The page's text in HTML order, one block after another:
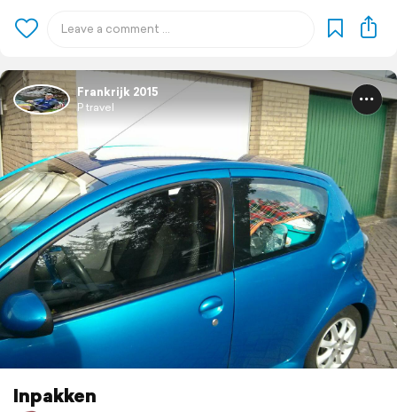
Frankrijk 2015
P travel
Inpakken